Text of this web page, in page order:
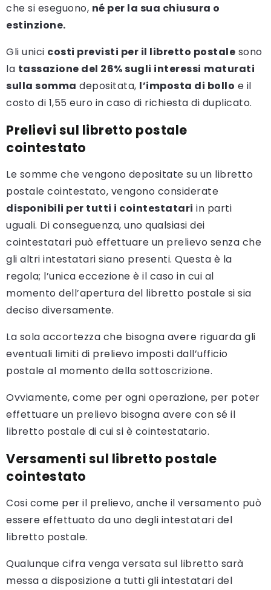
che si eseguono, né per la sua chiusura o
estinzione.
Gli unici costi previsti per il libretto postale sono
la tassazione del 26% sugli interessi maturati
sulla somma depositata, l’imposta di bollo e il
costo di 1,55 euro in caso di richiesta di duplicato.
Prelievi sul libretto postale
cointestato
Le somme che vengono depositate su un libretto
postale cointestato, vengono considerate
disponibili per tutti i cointestatari in parti
uguali. Di conseguenza, uno qualsiasi dei
cointestatari può effettuare un prelievo senza che
gli altri intestatari siano presenti. Questa è la
regola; l’unica eccezione è il caso in cui al
momento dell’apertura del libretto postale si sia
deciso diversamente.
La sola accortezza che bisogna avere riguarda gli
eventuali limiti di prelievo imposti dall’ufficio
postale al momento della sottoscrizione.
Ovviamente, come per ogni operazione, per poter
effettuare un prelievo bisogna avere con sé il
libretto postale di cui si è cointestatario.
Versamenti sul libretto postale
cointestato
Cosi come per il prelievo, anche il versamento può
essere effettuato da uno degli intestatari del
libretto postale.
Qualunque cifra venga versata sul libretto sarà
messa a disposizione a tutti gli intestatari del